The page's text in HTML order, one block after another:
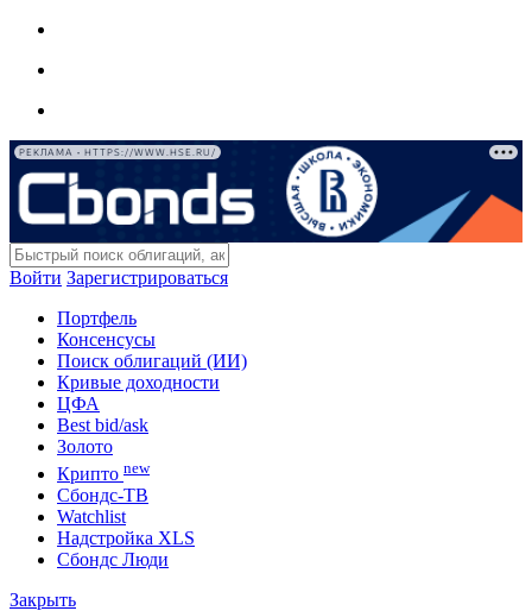
РЕКЛАМА • HTTPS://WWW.HSE.RU/
Войти Зарегистрироваться
Портфель
Консенсусы
Поиск облигаций (ИИ)
Кривые доходности
ЦФА
Best bid/ask
Золото
Крипто new
Сбондс-ТВ
Watchlist
Надстройка XLS
Сбондс Люди
Закрыть